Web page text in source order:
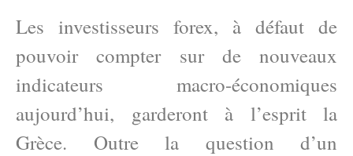
Les investisseurs forex, à défaut de
pouvoir compter sur de nouveaux
indicateurs macro-économiques
aujourd’hui, garderont à l’esprit la
Grèce. Outre la question d’un